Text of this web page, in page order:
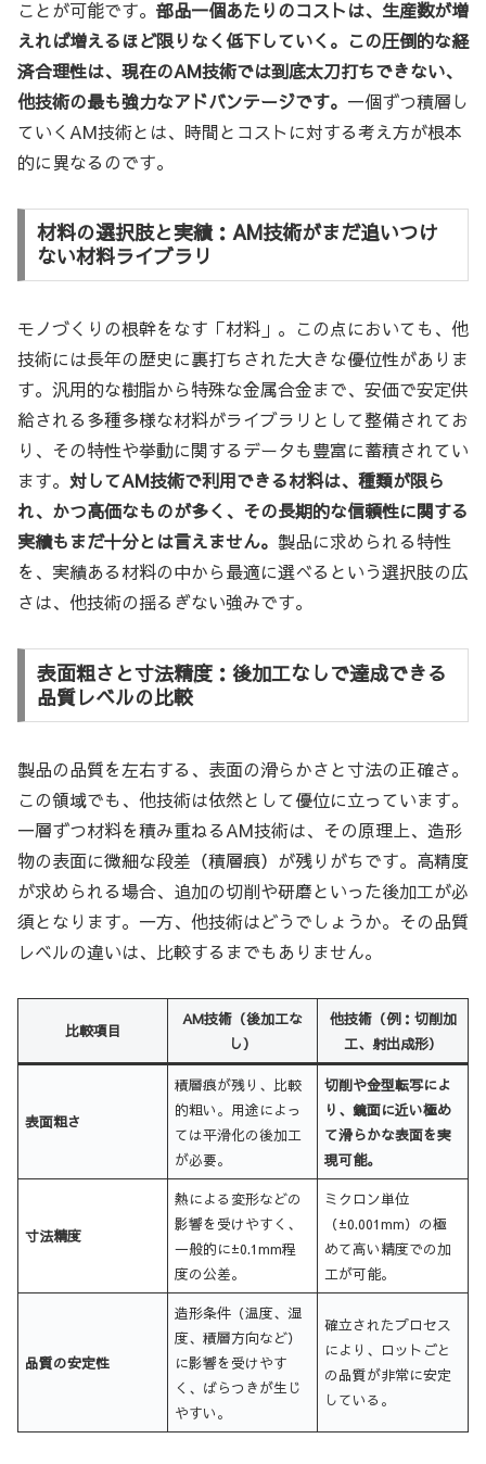
ことが可能です。 部品一個あたりのコストは、生産数が増
えれば増えるほど限りなく低下していく。この圧倒的な経
済合理性は、現在のAM技術では到底太刀打ちできない、
他技術の最も強力なアドバンテージです。 一個ずつ積層し
ていくAM技術とは、時間とコストに対する考え方が根本
的に異なるのです。
材料の選択肢と実績：AM技術がまだ追いつけ
ない材料ライブラリ
モノづくりの根幹をなす「材料」。この点においても、他
技術には長年の歴史に裏打ちされた大きな優位性がありま
す。汎用的な樹脂から特殊な金属合金まで、安価で安定供
給される多種多様な材料がライブラリとして整備されてお
り、その特性や挙動に関するデータも豊富に蓄積されてい
ます。 対してAM技術で利用できる材料は、種類が限ら
れ、かつ高価なものが多く、その長期的な信頼性に関する
実績もまだ十分とは言えません。 製品に求められる特性
を、実績ある材料の中から最適に選べるという選択肢の広
さは、他技術の揺るぎない強みです。
表面粗さと寸法精度：後加工なしで達成できる
品質レベルの比較
製品の品質を左右する、表面の滑らかさと寸法の正確さ。
この領域でも、他技術は依然として優位に立っています。
一層ずつ材料を積み重ねるAM技術は、その原理上、造形
物の表面に微細な段差（積層痕）が残りがちです。高精度
が求められる場合、追加の切削や研磨といった後加工が必
須となります。一方、他技術はどうでしょうか。その品質
レベルの違いは、比較するまでもありません。
比較項目
AM技術（後加工な
し）
他技術（例：切削加
工、射出成形）
表面粗さ
積層痕が残り、比較
的粗い。用途によっ
ては平滑化の後加工
が必要。
切削や金型転写によ
り、鏡面に近い極め
て滑らかな表面を実
現可能。
寸法精度
熱による変形などの
影響を受けやすく、
一般的に±0.1mm程
度の公差。
ミクロン単位
（±0.001mm）の極
めて高い精度での加
工が可能。
品質の安定性
造形条件（温度、湿
度、積層方向など）
に影響を受けやす
く、ばらつきが生じ
やすい。
確立されたプロセス
により、ロットごと
の品質が非常に安定
している。